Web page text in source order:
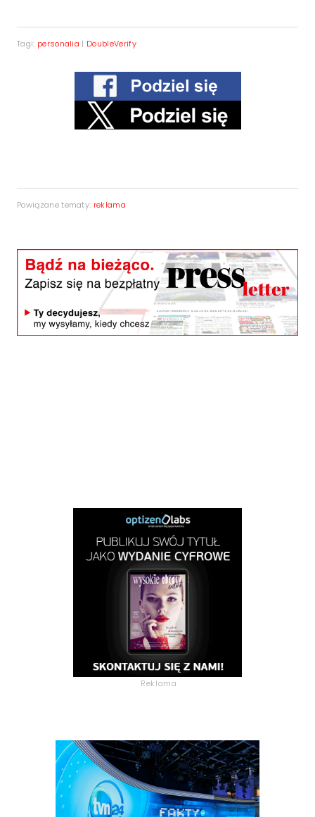
Tagi: personalia | DoubleVerify
Powiązane tematy: reklama
Reklama